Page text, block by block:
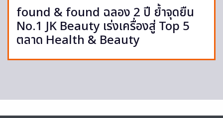
found & found ฉลอง 2 ปี ย้ำจุดยืน
No.1 JK Beauty เร่งเครื่องสู่ Top 5
ตลาด Health & Beauty